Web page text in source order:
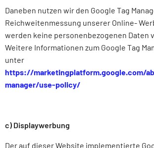
Daneben nutzen wir den Google Tag
Reichweitenmessung unserer Online-
werden keine personenbezogenen Daten
Weitere Informationen zum Google Tag
unter
https://marketingplatform.google.com/
manager/use-policy/
c) Displaywerbung
Der auf dieser Website implementierte